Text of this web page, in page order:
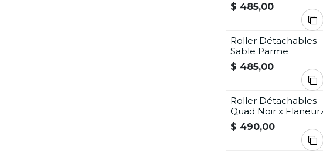
$ 485,00
Roller Détachables -
Sable Parme
$ 485,00
Roller Détachables -
Quad Noir x
$ 490,00